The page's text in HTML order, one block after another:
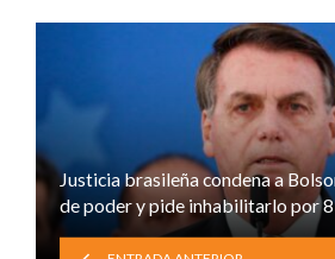
Justicia brasileña condena a
de poder y pide inhabilitarlo por